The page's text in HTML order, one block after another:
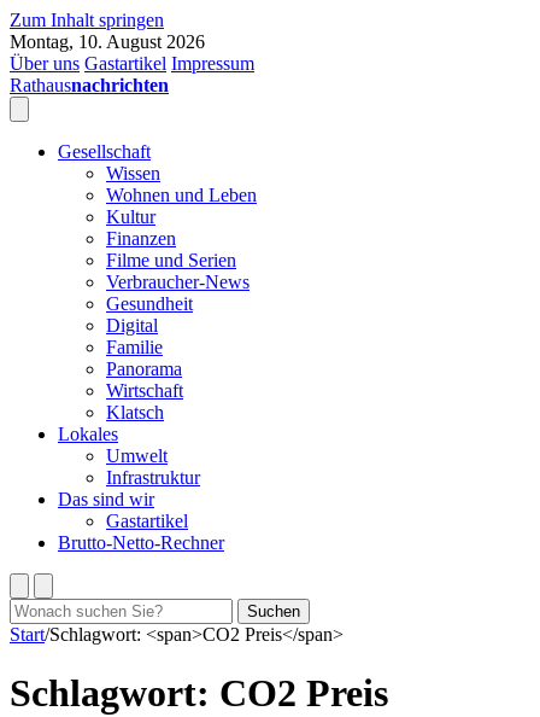
Zum Inhalt springen
Montag, 10. August 2026
Über uns Gastartikel Impressum
Rathausnachrichten
Gesellschaft
Wissen
Wohnen und Leben
Kultur
Finanzen
Filme und Serien
Verbraucher-News
Gesundheit
Digital
Familie
Panorama
Wirtschaft
Klatsch
Lokales
Umwelt
Infrastruktur
Das sind wir
Gastartikel
Brutto-Netto-Rechner
Suchen
nach:
Suchen
Start/Schlagwort: <span>CO2 Preis</span>
Schlagwort: CO2 Preis